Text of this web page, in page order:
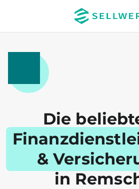
Die
&
in